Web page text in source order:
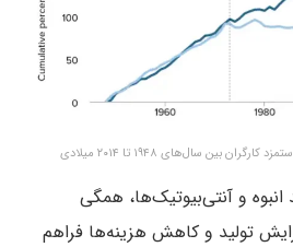
بین سال‌های ۱۹۴۸ تا ۲۰۱۴ میلادی
انبوه و آنتی‌بیوتیک‌ها، همگی
تولید و کاهش هزینه‌ها فراهم